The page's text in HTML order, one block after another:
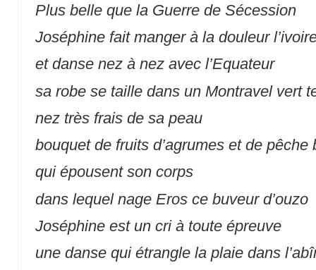
Plus belle que la Guerre de Sécession
Joséphine fait manger à la douleur
et danse nez à nez avec l’Equateur
sa robe se taille dans un Montravel vert
nez très frais de sa peau
bouquet de fruits d’agrumes et de pêche
qui épousent son corps
dans lequel nage Eros ce buveur d’ouzo
Joséphine est un cri à toute épreuve
une danse qui étrangle la plaie dans